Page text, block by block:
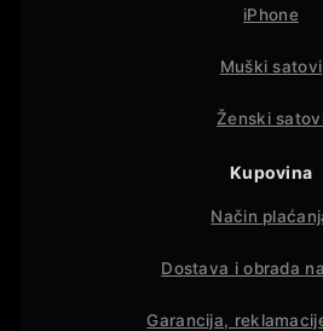
iPhone
Muški satovi
Ženski
Kupovina
Način
Dostava i obrada
Garancija,